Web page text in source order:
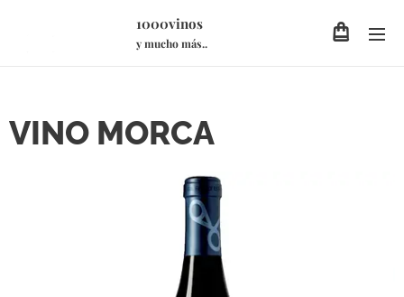
1000vinos
y mucho más..
VINO MORCA